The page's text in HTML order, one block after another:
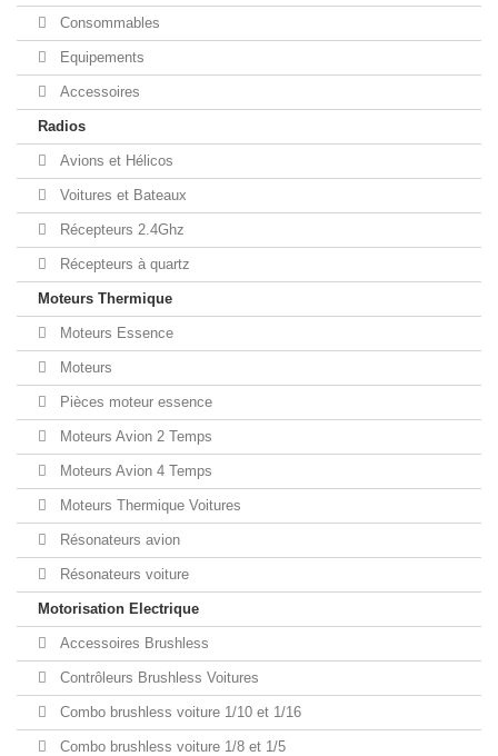
Consommables
Equipements
Accessoires
Radios
Avions et Hélicos
Voitures et Bateaux
Récepteurs 2.4Ghz
Récepteurs à quartz
Moteurs Thermique
Moteurs Essence
Moteurs
Pièces moteur essence
Moteurs Avion 2 Temps
Moteurs Avion 4 Temps
Moteurs Thermique Voitures
Résonateurs avion
Résonateurs voiture
Motorisation Electrique
Accessoires Brushless
Contrôleurs Brushless Voitures
Combo brushless voiture 1/10 et 1/16
Combo brushless voiture 1/8 et 1/5